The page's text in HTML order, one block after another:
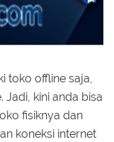
toko offline saja,
Jadi, kini anda bisa
fisiknya dan
koneksi internet